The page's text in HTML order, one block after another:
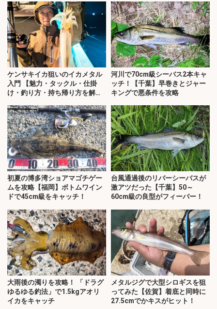
ケンサキイカ狙いのイカメタル
入門 【魅力・タックル・仕掛
け・釣り方・持ち帰り方を解
河川で70cm級シーバス2本キャ
ッチ！【千葉】早巻きとジャー
キングで悪条件を攻略
初夏の博多湾ショアマゴチゲー
ムを攻略【福岡】ボトムワイン
ドで45cm級をキャッチ！
台風通過後のリバーシーバスが
激アツだった【千葉】50～
60cm級の良型がフィーバー！
大雨後の濁りを攻略！ 「ドラグ
ゆるゆる釣法」で1.5kgアオリ
イカをキャッチ
メタルジグで大型シロギスを狙
ってみた【佐賀】着底と同時に
27.5cmでかキスがヒット！